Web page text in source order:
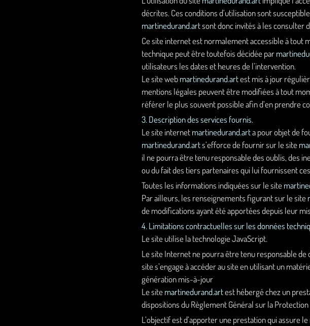
décrites. Ces conditions d’utilisation sont
martinedurand.artsont donc invités à les consulter
Ce site internet est normalement accessible à tout
technique peut être toutefois décidée par
utilisateurs les dates et heures de l’intervention.
Le site webmartinedurand.artest mis à jour
mentions légales peuvent être modifiées à tout
référer le plus souvent possible afin d’en prendre
3. Description des services fournis.
Le site internetmartinedurand.arta pour objet de
martinedurand.arts’efforce de fournir sur le site
il ne pourra être tenu responsable des oublis, des
ou du fait des tiers partenaires qui lui fournissent
Toutes les informations indiquées sur le site
Par ailleurs, les renseignements figurant sur le site
de modifications ayant été apportées depuis leur
4. Limitations contractuelles sur les données
Le site utilise la technologie JavaScript.
Le site Internet ne pourra être tenu responsable de
site s’engage à accéder au site en utilisant un
génération mis-à-jour
Le sitemartinedurand.artest hébergé chez un
dispositions du Règlement Général sur la
L’objectif est d’apporter une prestation qui assure